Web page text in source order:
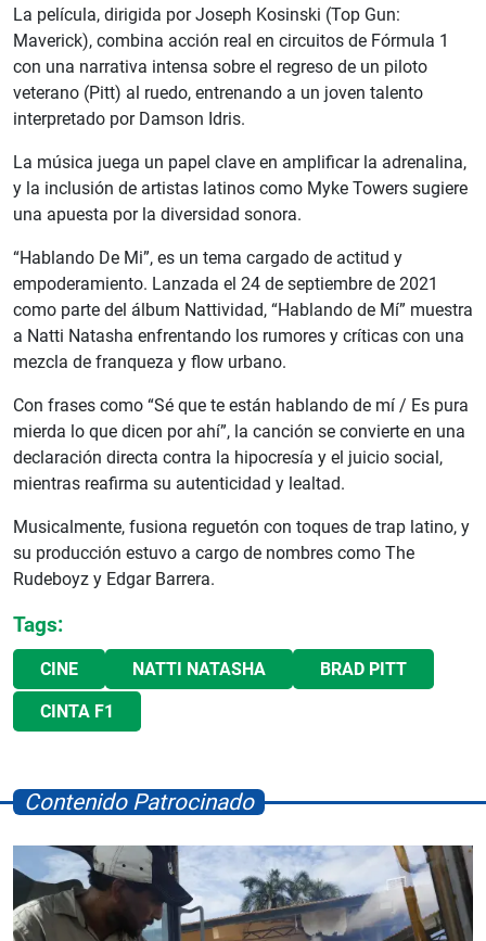
La película, dirigida por Joseph Kosinski (Top Gun:
Maverick), combina acción real en circuitos de Fórmula 1
con una narrativa intensa sobre el regreso de un piloto
veterano (Pitt) al ruedo, entrenando a un joven talento
interpretado por Damson Idris.
La música juega un papel clave en amplificar la adrenalina,
y la inclusión de artistas latinos como Myke Towers sugiere
una apuesta por la diversidad sonora.
“Hablando De Mi”, es un tema cargado de actitud y
empoderamiento. Lanzada el 24 de septiembre de 2021
como parte del álbum Nattividad, “Hablando de Mí” muestra
a Natti Natasha enfrentando los rumores y críticas con una
mezcla de franqueza y flow urbano.
Con frases como “Sé que te están hablando de mí / Es pura
mierda lo que dicen por ahí”, la canción se convierte en una
declaración directa contra la hipocresía y el juicio social,
mientras reafirma su autenticidad y lealtad.
Musicalmente, fusiona reguetón con toques de trap latino, y
su producción estuvo a cargo de nombres como The
Rudeboyz y Edgar Barrera.
Tags:
CINE NATTI NATASHA BRAD PITT
CINTA F1
Contenido Patrocinado